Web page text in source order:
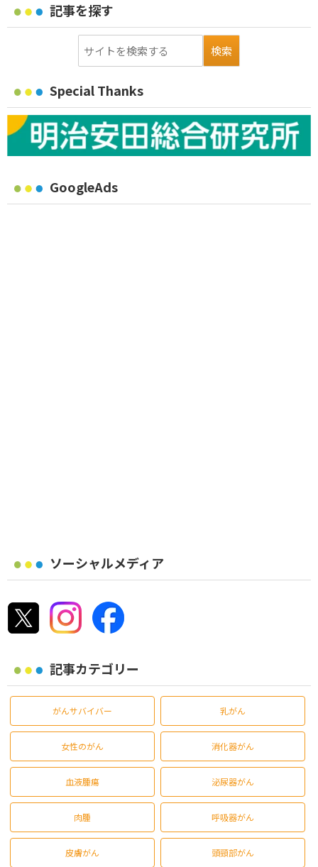
記事を探す
Special Thanks
GoogleAds
ソーシャルメディア
記事カテゴリー
がんサバイバー 乳がん
女性のがん 消化器がん
血液腫瘍 泌尿器がん
肉腫 呼吸器がん
皮膚がん 頭頸部がん